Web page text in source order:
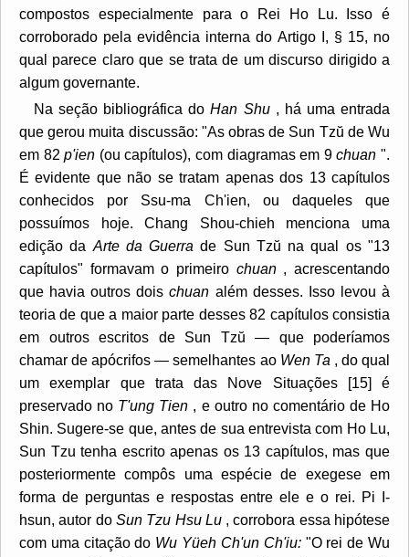
compostos especialmente para o Rei Ho Lu. Isso é
corroborado pela evidência interna do Artigo I, § 15, no
qual parece claro que se trata de um discurso dirigido a
algum governante.
Na seção bibliográfica doHan Shu, há uma entrada
que gerou muita discussão: "As obras de Sun Tzŭ de Wu
em 82p'ien (ou capítulos), com diagramas em 9chuan ".
É evidente que não se tratam apenas dos 13 capítulos
conhecidos por Ssu-ma Ch'ien, ou daqueles que
possuímos hoje. Chang Shou-chieh menciona uma
edição da Arte da Guerra de Sun Tzŭ na qual os "13
capítulos" formavam o primeiro chuan, acrescentando
que havia outros doischuan além desses. Isso levou à
teoria de que a maior parte desses 82 capítulos consistia
em outros escritos de Sun Tzŭ — que poderíamos
chamar de apócrifos — semelhantes ao Wen Ta , do qual
um exemplar que trata das Nove Situações [15] é
preservado no T'ung Tien , e outro no comentário de Ho
Shin. Sugere-se que, antes de sua entrevista com Ho Lu,
Sun Tzu tenha escrito apenas os 13 capítulos, mas que
posteriormente compôs uma espécie de exegese em
forma de perguntas e respostas entre ele e o rei. Pi I-
hsun, autor do Sun Tzu Hsu Lu, corrobora essa hipótese
com uma citação do Wu Yüeh Ch'un Ch'iu:"O rei de Wu